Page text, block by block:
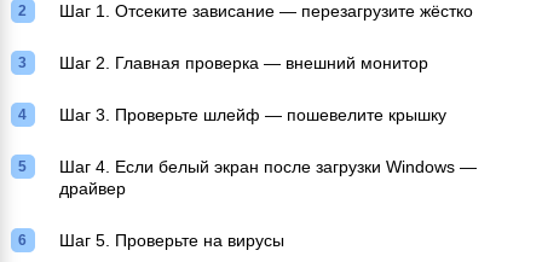
Шаг 1. Отсеките зависание — перезагрузите жёстко
Шаг 2. Главная проверка — внешний монитор
Шаг 3. Проверьте шлейф — пошевелите крышку
Шаг 4. Если белый экран после загрузки Windows —
драйвер
Шаг 5. Проверьте на вирусы